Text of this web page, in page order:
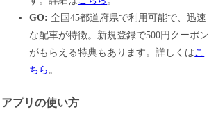
GO: 全国45都道府県で利用可能で、迅速
な配車が特徴。新規登録で500円クーポン
がもらえる特典もあります。詳しくはこ
ちら 。
アプリの使い方